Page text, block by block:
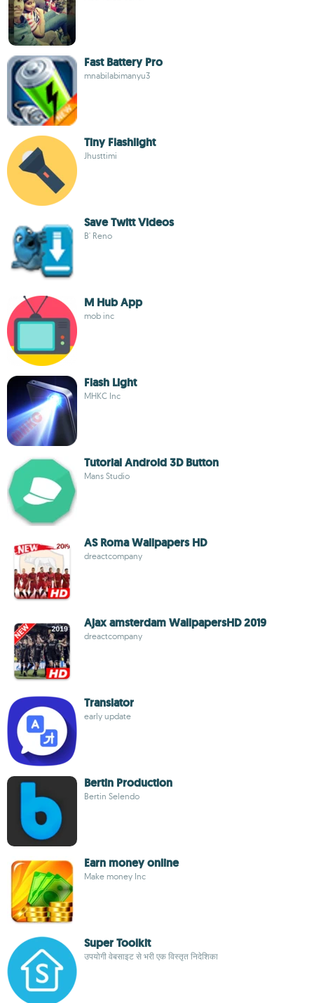
Fast Battery Pro
mnabilabimanyu3
Tiny Flashlight
Jhusttimi
Save Twitt Videos
B' Reno
M Hub App
mob inc
Flash Light
MHKC Inc
Tutorial Android 3D Button
Mans Studio
AS Roma Wallpapers HD
dreactcompany
Ajax amsterdam WallpapersHD 2019
dreactcompany
Translator
early update
Bertin Production
Bertin Selendo
Earn money online
Make money Inc
Super Toolkit
उपयोगी वेबसाइट से भरी एक विस्तृत निदेशिका